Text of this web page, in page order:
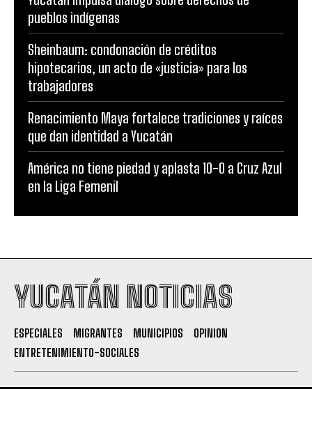
pueblos indígenas
Sheinbaum: condonación de créditos
hipotecarios, un acto de «justicia» para los
trabajadores
Renacimiento Maya fortalece tradiciones y raíces
que dan identidad a Yucatán
América no tiene piedad y aplasta 10-0 a Cruz Azul
en la Liga Femenil
YUCATÁN NOTICIAS
ESPECIALES MIGRANTES MUNICIPIOS
OPINION
ENTRETENIMIENTO-SOCIALES